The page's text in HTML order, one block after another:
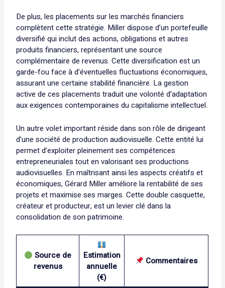
De plus, les placements sur les marchés financiers
complètent cette stratégie. Miller dispose d’un portefeuille
diversifié qui inclut des actions, obligations et autres
produits financiers, représentant une source
complémentaire de revenus. Cette diversification est un
garde-fou face à d’éventuelles fluctuations économiques,
assurant une certaine stabilité financière. La gestion
active de ces placements traduit une volonté d’adaptation
aux exigences contemporaines du capitalisme intellectuel.
Un autre volet important réside dans son rôle de dirigeant
d’une société de production audiovisuelle. Cette entité lui
permet d’exploiter pleinement ses compétences
entrepreneuriales tout en valorisant ses productions
audiovisuelles. En maîtrisant ainsi les aspects créatifs et
économiques, Gérard Miller améliore la rentabilité de ses
projets et maximise ses marges. Cette double casquette,
créateur et producteur, est un levier clé dans la
consolidation de son patrimoine.
Source de
revenus
Estimation
annuelle
(€)
Commentaires